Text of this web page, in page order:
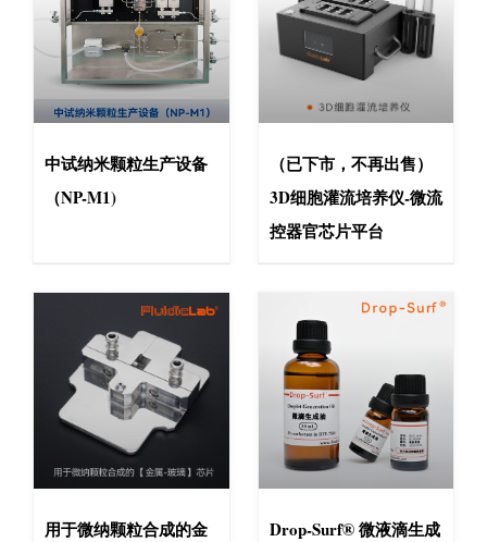
中试纳米颗粒生产设备
（NP-M1)
（已下市，不再出售）
3D细胞灌流培养仪-微流
控器官芯片平台
用于微纳颗粒合成的金
Drop-Surf® 微液滴生成